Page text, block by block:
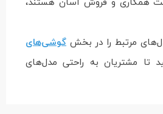
مرتبط را در بخش گوشی‌های
تا مشتریان به راحتی مدل‌های